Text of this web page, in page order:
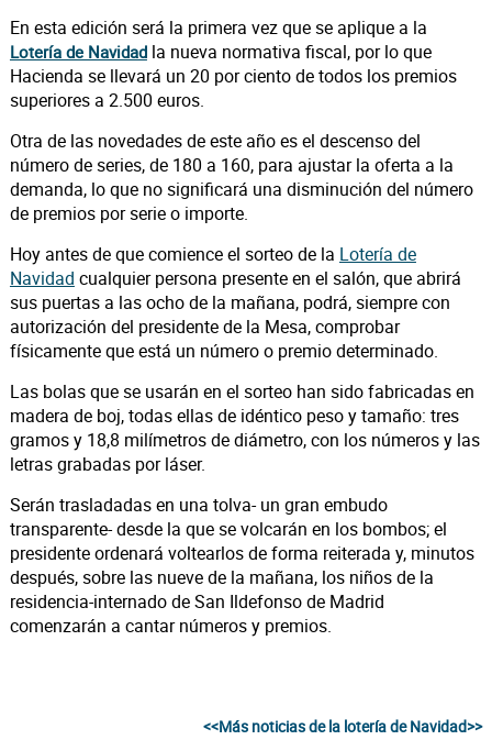
En esta edición será la primera vez que se aplique a la
Lotería de Navidadla nueva normativa fiscal, por lo que
Hacienda se llevará un 20 por ciento de todos los premios
superiores a 2.500 euros.
Otra de las novedades de este año es el descenso del
número de series, de 180 a 160, para ajustar la oferta a la
demanda, lo que no significará una disminución del número
de premios por serie o importe.
Hoy antes de que comience el sorteo de la Lotería de
Navidad cualquier persona presente en el salón, que abrirá
sus puertas a las ocho de la mañana, podrá, siempre con
autorización del presidente de la Mesa, comprobar
físicamente que está un número o premio determinado.
Las bolas que se usarán en el sorteo han sido fabricadas en
madera de boj, todas ellas de idéntico peso y tamaño: tres
gramos y 18,8 milímetros de diámetro, con los números y las
letras grabadas por láser.
Serán trasladadas en una tolva- un gran embudo
transparente- desde la que se volcarán en los bombos; el
presidente ordenará voltearlos de forma reiterada y, minutos
después, sobre las nueve de la mañana, los niños de la
residencia-internado de San Ildefonso de Madrid
comenzarán a cantar números y premios.
<<Más noticias de la lotería de Navidad>>